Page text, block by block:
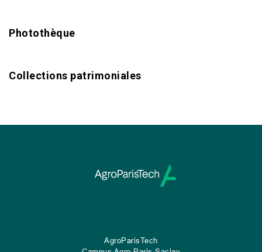
Photothèque
Collections patrimoniales
AgroParisTech